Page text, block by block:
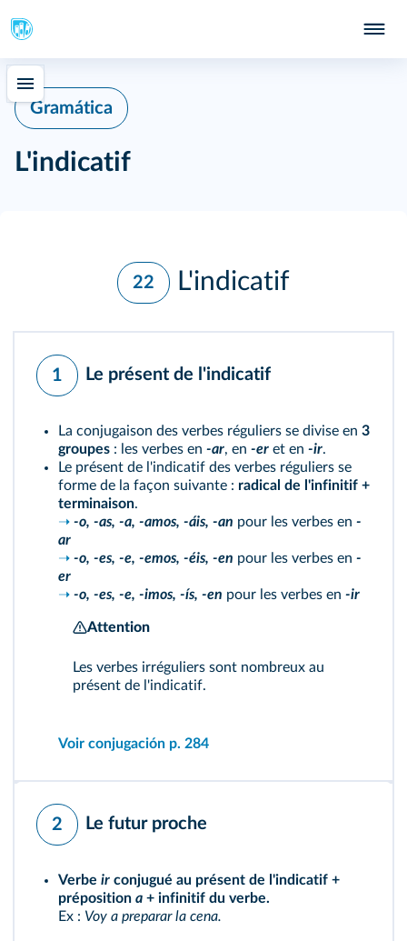
Gramática
L'indicatif
22 L'indicatif
1 Le présent de l'indicatif
La conjugaison des verbes réguliers se divise en 3
groupes : les verbes en -ar, en -er et en -ir.
Le présent de l'indicatif des verbes réguliers se
forme de la façon suivante : radical de l'infinitif +
terminaison.
➝ -o, -as, -a, -amos, -áis, -an pour les verbes en -
ar
➝ -o, -es, -e, -emos, -éis, -en pour les verbes en -
er
➝ -o, -es, -e, -imos, -ís, -en pour les verbes en -ir
Attention
Les verbes irréguliers sont nombreux au
présent de l'indicatif.
Voir conjugación p. 284
2 Le futur proche
Verbe ir conjugué au présent de l'indicatif +
préposition a + infinitif du verbe.
Ex : Voy a preparar la cena.